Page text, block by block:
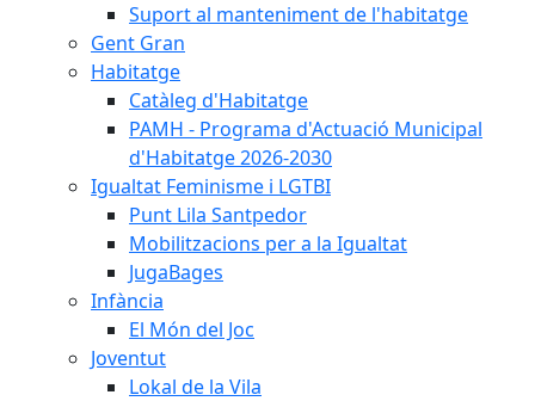
Suport al manteniment de l'habitatge
Gent Gran
Habitatge
Catàleg d'Habitatge
PAMH - Programa d'Actuació Municipal
d'Habitatge 2026-2030
Igualtat Feminisme i LGTBI
Punt Lila Santpedor
Mobilitzacions per a la Igualtat
JugaBages
Infància
El Món del Joc
Joventut
Lokal de la Vila